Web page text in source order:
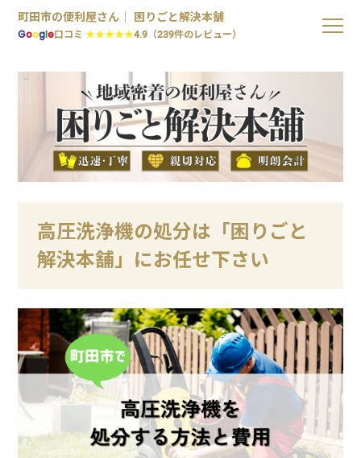
町田市の便利屋さん｜ 困りごと解決本舗
Google口コミ★★★★★4.9（239件のレビュー）
高圧洗浄機の処分は「困りごと
解決本舗」にお任せ下さい